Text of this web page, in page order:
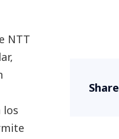
NTT
los